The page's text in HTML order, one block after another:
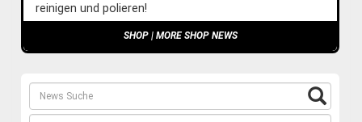
reinigen und polieren!
SHOP| MORE SHOP NEWS